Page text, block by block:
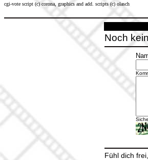
cgi-vote script (c) corona, graphics and add. scripts (c) olasch
Noch
Fühl dich